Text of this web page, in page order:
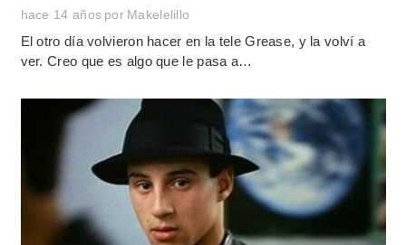
hace 14 años por Makelelillo
El otro día volvieron hacer en la tele Grease, y la volví a
ver. Creo que es algo que le pasa a…